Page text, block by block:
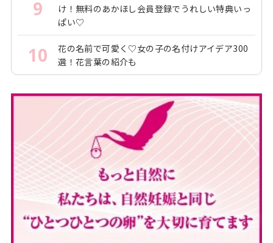
9
け！無料のあかほし会員登録でうれしい特典いっ
ぱい♡
10
花の名前で可愛く♡女の子の名付けアイデア300
選！花言葉の紹介も